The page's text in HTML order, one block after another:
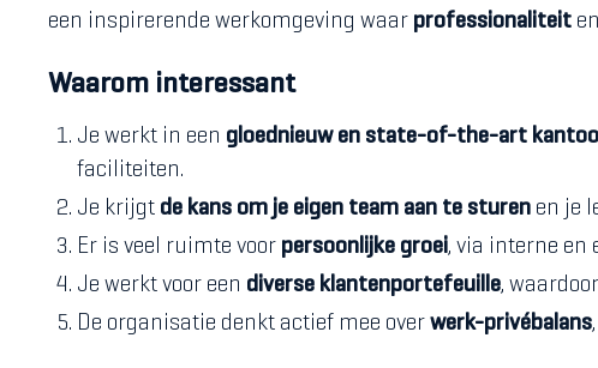
een inspirerende werkomgeving waar professionaliteit en
Waarom interessant
Je werkt in een gloednieuw en state-of-the-art
faciliteiten.
Je krijgt de kans om je eigen team aan te sturen en je
Er is veel ruimte voor persoonlijke groei, via interne en
Je werkt voor een diverse klantenportefeuille,
De organisatie denkt actief mee over werk-privébalans